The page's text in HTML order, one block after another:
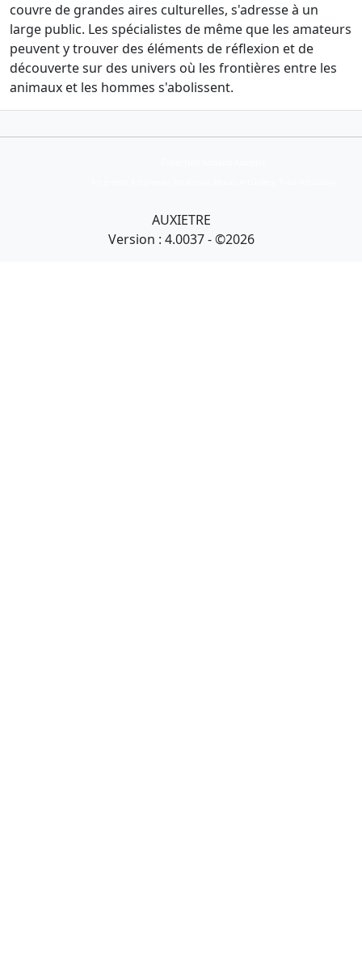
couvre de grandes aires culturelles, s'adresse à un
large public. Les spécialistes de même que les amateurs
peuvent y trouver des éléments de réflexion et de
découverte sur des univers où les frontières entre les
animaux et les hommes s'abolissent.
AUXIETRE
Version : 4.0037 - ©2026